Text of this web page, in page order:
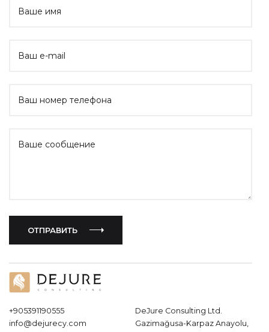
Ваше имя
Ваш e-mail
Ваш номер телефона
Ваше сообщение
Website
ОТПРАВИТЬ
+905391190555
info@dejurecy.com
DeJure Consulting Ltd.
Gazimağusa-Karpaz Anayolu,